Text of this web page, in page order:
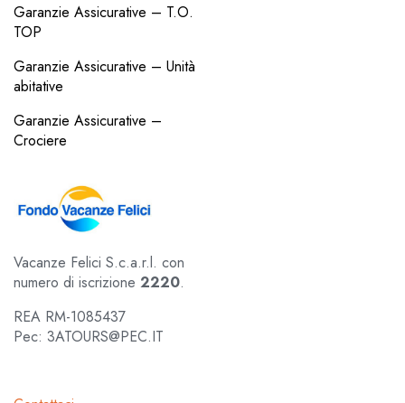
Garanzie Assicurative – T.O.
TOP
Garanzie Assicurative – Unità
abitative
Garanzie Assicurative –
Crociere
Vacanze Felici S.c.a.r.l. con
numero di iscrizione 2220.
REA RM-1085437
Pec: 3ATOURS@PEC.IT